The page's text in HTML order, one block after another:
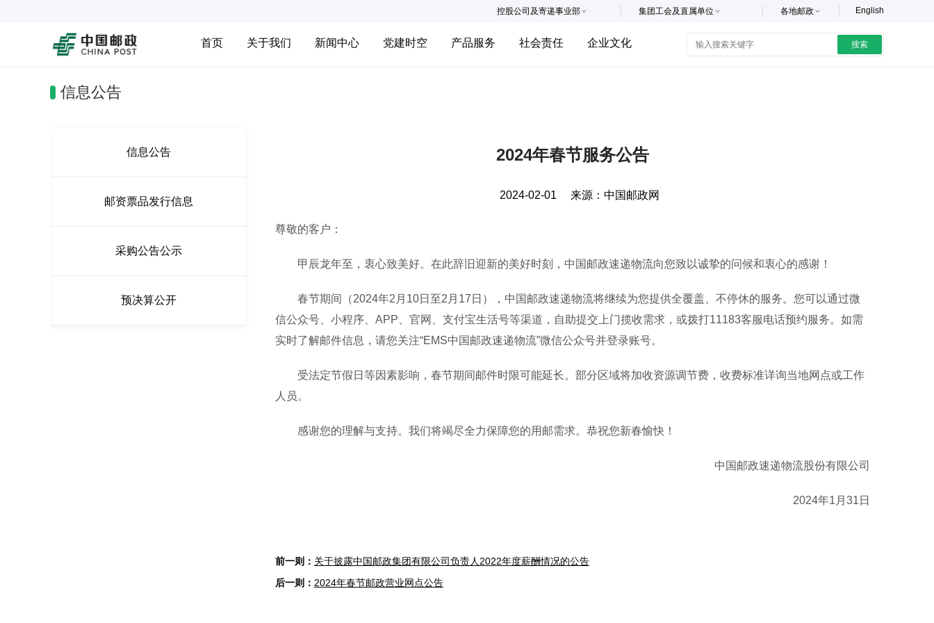
English
各地邮政
集团工会及直属单位
控股公司及寄递事业部
首页 关于我们 新闻中心 党建时空 产品服务 社会责任 企业文化 搜索
信息公告
信息公告
邮资票品发行信息
采购公告公示
预决算公开
2024年春节服务公告
2024-02-01 来源： 中国邮政网
尊敬的客户：
甲辰龙年至，衷心致美好。在此辞旧迎新的美好时刻，中国邮政速递物流向您致以诚挚的问候和衷心的感谢！
春节期间（2024年2月10日至2月17日），中国邮政速递物流将继续为您提供全覆盖、不停休的服务。您可以通过微
信公众号、小程序、APP、官网、支付宝生活号等渠道，自助提交上门揽收需求，或拨打11183客服电话预约服务。如需
实时了解邮件信息，请您关注“EMS中国邮政速递物流”微信公众号并登录账号。
受法定节假日等因素影响，春节期间邮件时限可能延长。部分区域将加收资源调节费，收费标准详询当地网点或工作
人员。
感谢您的理解与支持。我们将竭尽全力保障您的用邮需求。恭祝您新春愉快！
中国邮政速递物流股份有限公司
2024年1月31日
关于披露中国邮政集团有限公司负责人2022年度薪酬情况的公告
2024年春节邮政营业网点公告